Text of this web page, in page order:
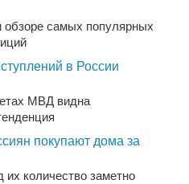
обзоре самых популярных
в России
МВД видна
покупают дома за
их количество заметно